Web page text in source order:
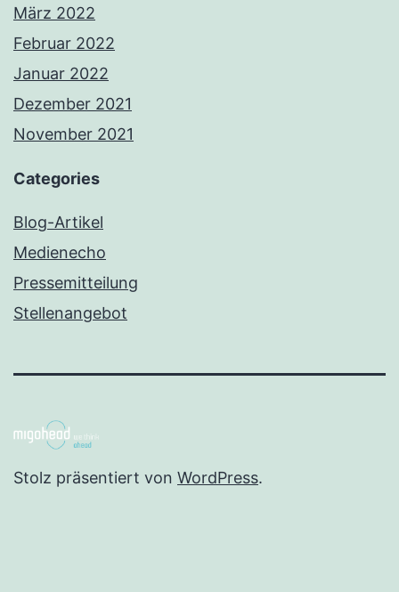
März 2022
Februar 2022
Januar 2022
Dezember 2021
November 2021
Categories
Blog-Artikel
Medienecho
Pressemitteilung
Stellenangebot
Stolz präsentiert von WordPress.